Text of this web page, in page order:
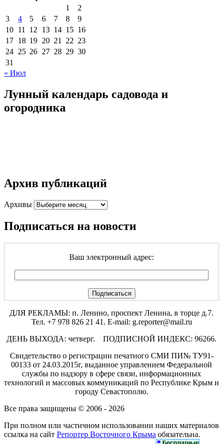
1
2
3
4 5 6 7 8
9
10 11 12 13 14 15 16
17 18 19 20 21 22 23
24 25 26 27 28 29 30
31
« Июл
Лунный календарь садовода и
огородника
Архив публикаций
Архивы
Подписаться на новости
Ваш электронный адрес:
ДЛЯ РЕКЛАМЫ: п. Ленино, проспект Ленина, в торце д.7.
Тел. +7 978 826 21 41. E-mail: g.reporter@mail.ru
ДЕНЬ ВЫХОДА: четверг. ПОДПИСНОЙ ИНДЕКС: 96266.
Свидетельство о регистрации печатного СМИ ПИ№ ТУ91-
00133 от 24.03.2015г, выданное управлением Федеральной
службы по надзору в сфере связи, информационных
технологий и массовых коммуникаций по Республике Крым и
городу Севастополю.
Все права защищены © 2006 - 2026
При полном или частичном использовании наших материалов
ссылка на сайт Репортер Восточного Крыма обязательна.